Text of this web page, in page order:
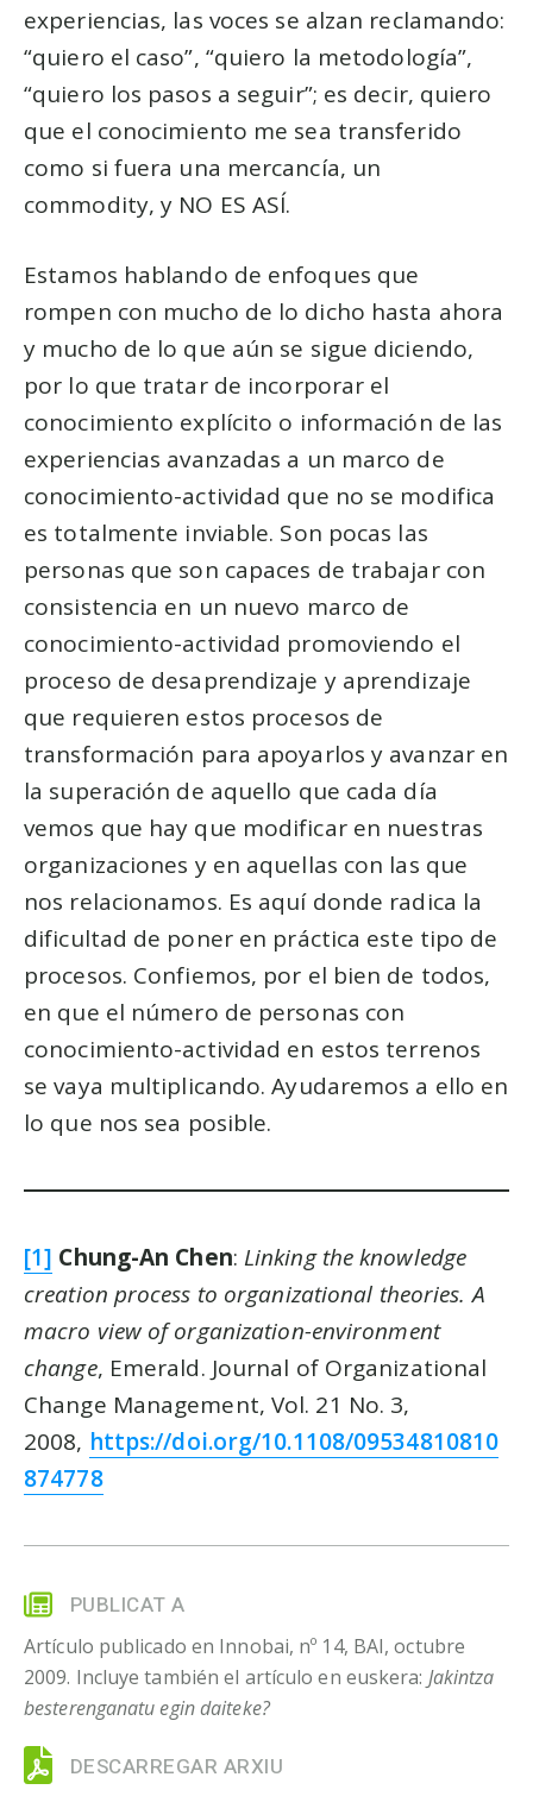
experiencias, las voces se alzan reclamando:
“quiero el caso”, “quiero la metodología”,
“quiero los pasos a seguir”; es decir, quiero
que el conocimiento me sea transferido
como si fuera una mercancía, un
commodity, y NO ES ASÍ.
Estamos hablando de enfoques que
rompen con mucho de lo dicho hasta ahora
y mucho de lo que aún se sigue diciendo,
por lo que tratar de incorporar el
conocimiento explícito o información de las
experiencias avanzadas a un marco de
conocimiento-actividad que no se modifica
es totalmente inviable. Son pocas las
personas que son capaces de trabajar con
consistencia en un nuevo marco de
conocimiento-actividad promoviendo el
proceso de desaprendizaje y aprendizaje
que requieren estos procesos de
transformación para apoyarlos y avanzar en
la superación de aquello que cada día
vemos que hay que modificar en nuestras
organizaciones y en aquellas con las que
nos relacionamos. Es aquí donde radica la
dificultad de poner en práctica este tipo de
procesos. Confiemos, por el bien de todos,
en que el número de personas con
conocimiento-actividad en estos terrenos
se vaya multiplicando. Ayudaremos a ello en
lo que nos sea posible.
[1] Chung-An Chen: Linking the knowledge
creation process to organizational theories. A
macro view of organization-environment
change, Emerald. Journal of Organizational
Change Management, Vol. 21 No. 3,
2008, https://doi.org/10.1108/09534810810
874778
PUBLICAT A
Artículo publicado en Innobai, nº 14, BAI, octubre
2009. Incluye también el artículo en euskera: Jakintza
besterenganatu egin daiteke?
DESCARREGAR ARXIU